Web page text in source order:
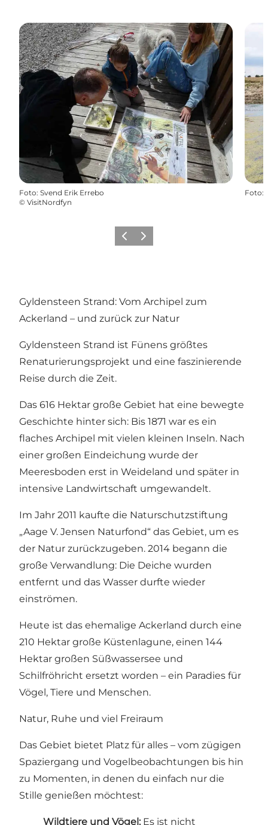
Foto: Svend Erik Errebo
© VisitNordfyn
Foto:
Vorherige Folie
Nächste Folie
Gyldensteen Strand: Vom Archipel zum
Ackerland – und zurück zur Natur
Gyldensteen Strand ist Fünens größtes
Renaturierungsprojekt und eine faszinierende
Reise durch die Zeit.
Das 616 Hektar große Gebiet hat eine bewegte
Geschichte hinter sich: Bis 1871 war es ein
flaches Archipel mit vielen kleinen Inseln. Nach
einer großen Eindeichung wurde der
Meeresboden erst in Weideland und später in
intensive Landwirtschaft umgewandelt.
Im Jahr 2011 kaufte die Naturschutzstiftung
„Aage V. Jensen Naturfond“ das Gebiet, um es
der Natur zurückzugeben. 2014 begann die
große Verwandlung: Die Deiche wurden
entfernt und das Wasser durfte wieder
einströmen.
Heute ist das ehemalige Ackerland durch eine
210 Hektar große Küstenlagune, einen 144
Hektar großen Süßwassersee und
Schilfröhricht ersetzt worden – ein Paradies für
Vögel, Tiere und Menschen.
Natur, Ruhe und viel Freiraum
Das Gebiet bietet Platz für alles – vom zügigen
Spaziergang und Vogelbeobachtungen bis hin
zu Momenten, in denen du einfach nur die
Stille genießen möchtest:
Wildtiere und Vögel: Es ist nicht